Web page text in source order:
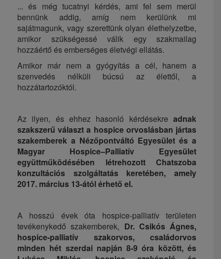
... és még tucatnyi kérdés, ami fel sem merül
bennünk addig, amíg nem kerülünk mi
sajátmagunk, vagy szerettünk olyan élethelyzetbe,
amikor szükségessé válik egy szakmailag
hozzáértő és emberséges életvégi ellátás.
Amikor már nem a gyógyítás a cél, hanem a
szenvedés nélküli búcsú az élettől, a
hozzátartozóktól.
Az ilyen, és ehhez hasonló kérdésekre adnak
szakszerű választ a hospice orvoslásban jártas
szakemberek a Nézőpontváltó Egyesület és a
Magyar Hospice­–Palliatív Egyesület
együttműködésében létrehozott Chatszoba
konzultációs szolgáltatás keretében, amely
2017. március 13-ától érhető el.
A hosszú évek óta hospice-palliatív területen
tevékenykedő szakemberek, Dr. Csikós Ágnes,
hospice-palliatív szakorvos, családorvos
minden hét szerdai napján 8-9 óra között, és